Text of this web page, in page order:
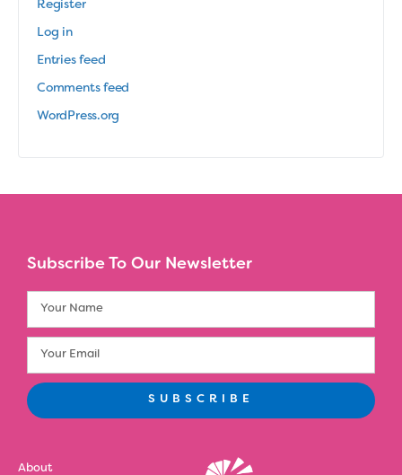
Register
Log in
Entries feed
Comments feed
WordPress.org
About
Subscribe To Our Newsletter
SUBSCRIBE